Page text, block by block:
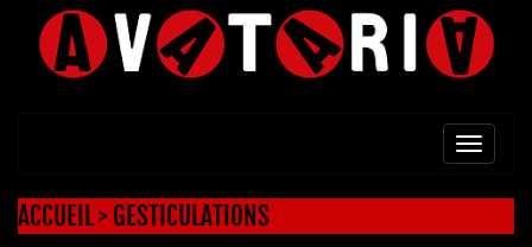
ACCUEIL> GESTICULATIONS